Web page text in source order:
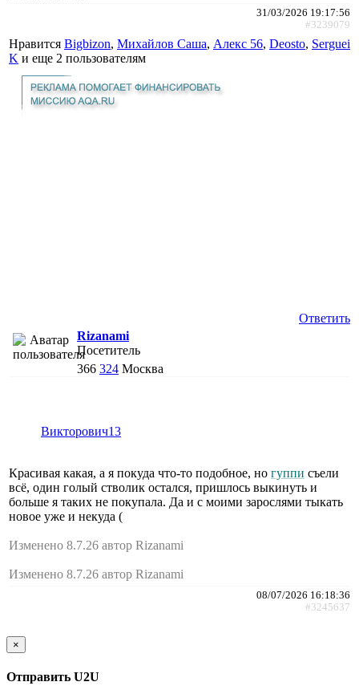
31/03/2026 19:17:56
#3239079
Нравится Bigbizon, Михайлов Саша, Алекс 56, Deosto, Serguei
K и еще 2 пользователям
Ответить
Rizanami
Посетитель
366 324 Москва
Викторович13
Красивая какая, а я покуда что-то подобное, но гуппи съели
всё, один голый стволик остался, пришлось выкинуть и
больше я таких не покупала. Да и с моими зарослями тыкать
новое уже и некуда (
Изменено 8.7.26 автор Rizanami
Изменено 8.7.26 автор Rizanami
08/07/2026 16:18:36
#3245637
×
Отправить U2U